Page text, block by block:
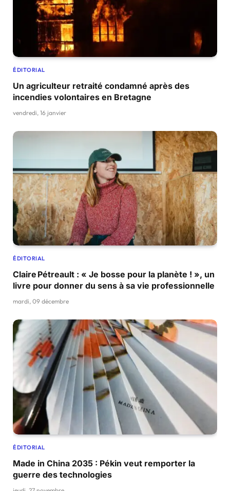
ÉDITORIAL
Un agriculteur retraité condamné après des
incendies volontaires en Bretagne
vendredi, 16 janvier
ÉDITORIAL
Claire Pétreault : « Je bosse pour la planète ! », un
livre pour donner du sens à sa vie professionnelle
mardi, 09 décembre
ÉDITORIAL
Made in China 2035 : Pékin veut remporter la
guerre des technologies